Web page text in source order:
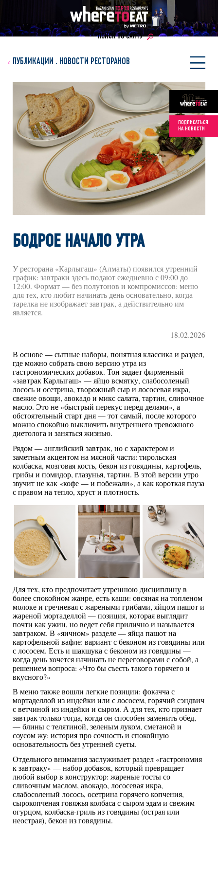
ПОИСК ПО САЙТУ
ПОДПИСАТЬСЯ
НА НОВОСТИ
ПУБЛИКАЦИИ . НОВОСТИ РЕСТОРАНОВ
БОДРОЕ НАЧАЛО УТРА
У ресторана «Карлыгаш» (Алматы) появился утренний
график: завтраки здесь подают ежедневно с 09:00 до
12:00. Формат — без полутонов и компромиссов: меню
для тех, кто любит начинать день основательно, когда
тарелка не изображает завтрак, а действительно им
является.
18.02.2026
В основе — сытные наборы, понятная классика и раздел,
где можно собрать свою версию утра из
гастрономических добавок. Тон задает фирменный
«завтрак Карлыгаш» — яйцо всмятку, слабосоленый
лосось и осетрина, творожный сыр и лососевая икра,
свежие овощи, авокадо и микс салата, тартин, сливочное
масло. Это не «быстрый перекус перед делами», а
обстоятельный старт дня — тот самый, после которого
можно спокойно выключить внутреннего тревожного
диетолога и заняться жизнью.
Рядом — английский завтрак, но с характером и
заметным акцентом на мясной части: тирольская
колбаска, мозговая кость, бекон из говядины, картофель,
грибы и помидор, глазунья, тартин. В этой версии утро
звучит не как «кофе — и побежали», а как короткая пауза
с правом на тепло, хруст и плотность.
Для тех, кто предпочитает утреннюю дисциплину в
более спокойном жанре, есть каши: овсяная на топленом
молоке и гречневая с жареными грибами, яйцом пашот и
жареной мортаделлой — позиция, которая выглядит
почти как ужин, но ведет себя прилично и называется
завтраком. В «яичном» разделе — яйца пашот на
картофельной вафле: вариант с беконом из говядины или
с лососем. Есть и шакшука с беконом из говядины —
когда день хочется начинать не переговорами с собой, а
решением вопроса: «Что бы съесть такого горячего и
вкусного?»
В меню также вошли легкие позиции: фокачча с
мортаделлой из индейки или с лососем, горячий сэндвич
с ветчиной из индейки и сыром. А для тех, кто признает
завтрак только тогда, когда он способен заменить обед,
— блины с телятиной, зеленым луком, сметаной и
соусом жу: история про сочность и спокойную
основательность без утренней суеты.
Отдельного внимания заслуживает раздел «гастрономия
к завтраку» — набор добавок, который превращает
любой выбор в конструктор: жареные тосты со
сливочным маслом, авокадо, лососевая икра,
слабосоленый лосось, осетрина горячего копчения,
сырокопченая говяжья колбаса с сыром эдам и свежим
огурцом, колбаска-гриль из говядины (острая или
неострая), бекон из говядины.